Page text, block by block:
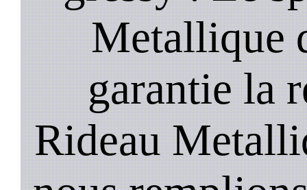
Metallique
garantie la
Rideau